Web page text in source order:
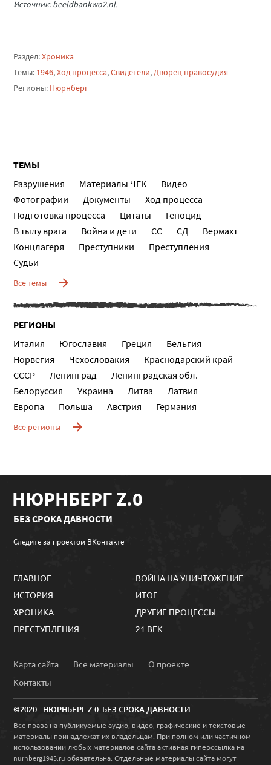
Источник: beeldbankwo2.nl.
Раздел:Хроника
Темы: 1946,Ход процесса,Свидетели,Дворец правосудия
Регионы: Нюрнберг
ТЕМЫ
Разрушения Материалы ЧГК
Видео
Фотографии
Документы
Ход процесса
Подготовка процесса
Цитаты
Геноцид
В тылу врага
Война и дети СС СД
Вермахт
Концлагеря
Преступники
Преступления
Судьи
Все темы
РЕГИОНЫ
Италия Югославия Греция
Бельгия
Норвегия
Чехословакия
Краснодарский край
СССР
Ленинград
Ленинградская обл.
Белоруссия
Украина Литва
Латвия
Европа
Польша Австрия Германия
Все регионы
НЮРНБЕРГ Z.0
БЕЗ СРОКА ДАВНОСТИ
Следите за проектом ВКонтакте
ГЛАВНОЕ
ИСТОРИЯ
ХРОНИКА
ПРЕСТУПЛЕНИЯ
ВОЙНА НА УНИЧТОЖЕНИЕ
ИТОГ
ДРУГИЕ ПРОЦЕССЫ
21 ВЕК
Карта сайта Все материалы
О проекте
Контакты
©2020 - НЮРНБЕРГ Z.0. БЕЗ СРОКА ДАВНОСТИ
Все права на публикуемые аудио, видео, графические и текстовые
материалы принадлежат их владельцам. При полном или частичном
использовании любых материалов сайта активная гиперссылка на
nurnberg1945.ru обязательна. Отдельные материалы сайта могут